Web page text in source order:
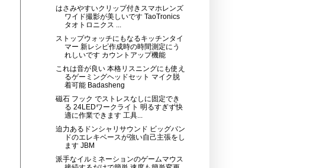
はさみやすいクリップ付きスマホレンズ
ワイド撮影が美しいです TaoTronics
タオトロニクス ...
ストップウォッチにもなるキッチンタイ
マー 新レシピ作成時の時間測定にう
れしいです カウントアップ機能
これは音が良い 本格リスニングにも使え
るゲーミングヘッドセット マイク脱
着可能 Badasheng
磁石 フック でストレスなしに固定でき
る 24LEDワークライト 明るすぎず快
適に作業できます 工具...
迫力あるドンシャリサウンド ビッグバン
ドのエレキベースが強い自己主張をし
ます JBM
派手なイルミネーションのゲームマウス